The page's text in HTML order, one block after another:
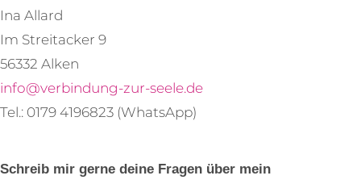
Ina Allard
Im Streitacker 9
56332 Alken
info@verbindung-zur-seele.de
Tel.: 0179 4196823 (WhatsApp)
Schreib mir gerne deine Fragen über mein